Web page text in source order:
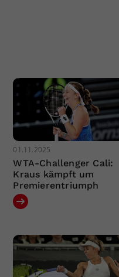
01.11.2025
WTA-Challenger Cali:
Kraus kämpft um
Premierentriumph